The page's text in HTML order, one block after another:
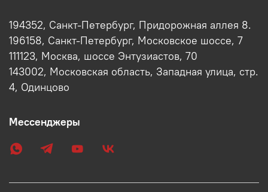
194352, Санкт-Петербург, Придорожная аллея 8.
196158, Санкт-Петербург, Московское шоссе, 7
111123, Москва, шоссе Энтузиастов, 70
143002, Московская область, Западная улица, стр.
4, Одинцово
Мессенджеры